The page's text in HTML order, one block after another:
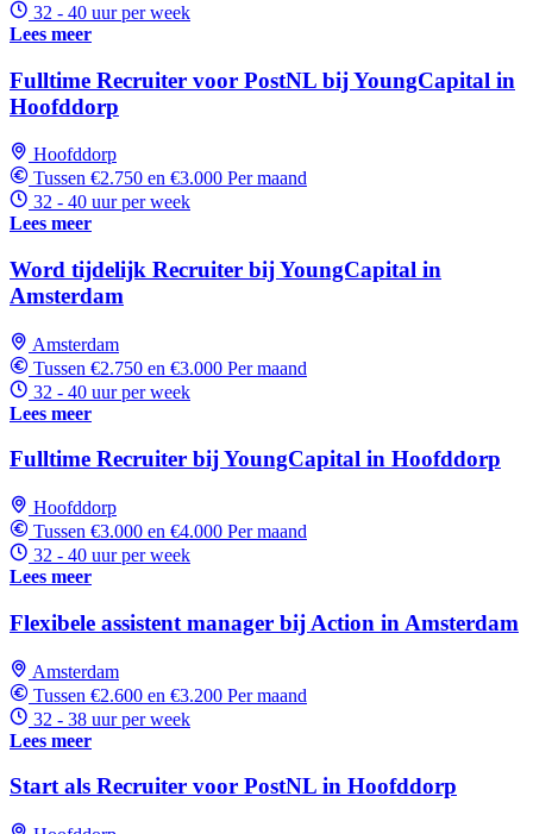
32 - 40 uur per week
Lees meer
Fulltime Recruiter voor PostNL bij YoungCapital in
Hoofddorp
Hoofddorp
Tussen €2.750 en €3.000 Per maand
32 - 40 uur per week
Lees meer
Word tijdelijk Recruiter bij YoungCapital in
Amsterdam
Amsterdam
Tussen €2.750 en €3.000 Per maand
32 - 40 uur per week
Lees meer
Fulltime Recruiter bij YoungCapital in Hoofddorp
Hoofddorp
Tussen €3.000 en €4.000 Per maand
32 - 40 uur per week
Lees meer
Flexibele assistent manager bij Action in Amsterdam
Amsterdam
Tussen €2.600 en €3.200 Per maand
32 - 38 uur per week
Lees meer
Start als Recruiter voor PostNL in Hoofddorp